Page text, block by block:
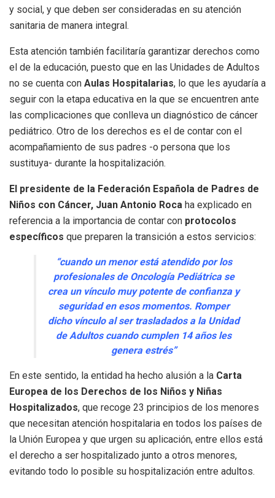
y social, y que deben ser consideradas en su atención
sanitaria de manera integral.
Esta atención también facilitaría garantizar derechos como
el de la educación, puesto que en las Unidades de Adultos
no se cuenta con Aulas Hospitalarias, lo que les ayudaría a
seguir con la etapa educativa en la que se encuentren ante
las complicaciones que conlleva un diagnóstico de cáncer
pediátrico. Otro de los derechos es el de contar con el
acompañamiento de sus padres -o persona que los
sustituya- durante la hospitalización.
El presidente de la Federación Española de Padres de
Niños con Cáncer, Juan Antonio Roca ha explicado en
referencia a la importancia de contar con protocolos
específicos que preparen la transición a estos servicios:
“cuando un menor está atendido por los
profesionales de Oncología Pediátrica se
crea un vínculo muy potente de confianza y
seguridad en esos momentos. Romper
dicho vínculo al ser trasladados a la Unidad
de Adultos cuando cumplen 14 años les
genera estrés”
En este sentido, la entidad ha hecho alusión a la Carta
Europea de los Derechos de los Niños y Niñas
Hospitalizados, que recoge 23 principios de los menores
que necesitan atención hospitalaria en todos los países de
la Unión Europea y que urgen su aplicación, entre ellos está
el derecho a ser hospitalizado junto a otros menores,
evitando todo lo posible su hospitalización entre adultos.